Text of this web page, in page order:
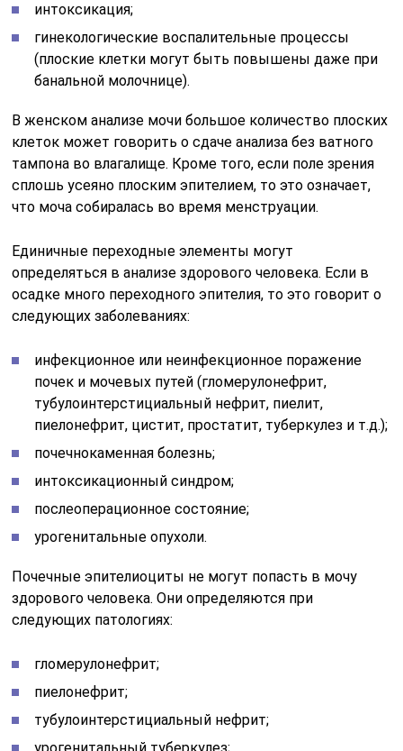
интоксикация;
гинекологические воспалительные процессы
(плоские клетки могут быть повышены даже при
банальной молочнице).
В женском анализе мочи большое количество плоских
клеток может говорить о сдаче анализа без ватного
тампона во влагалище. Кроме того, если поле зрения
сплошь усеяно плоским эпителием, то это означает,
что моча собиралась во время менструации.
Единичные переходные элементы могут
определяться в анализе здорового человека. Если в
осадке много переходного эпителия, то это говорит о
следующих заболеваниях:
инфекционное или неинфекционное поражение
почек и мочевых путей (гломерулонефрит,
тубулоинтерстициальный нефрит, пиелит,
пиелонефрит, цистит, простатит, туберкулез и т.д.);
почечнокаменная болезнь;
интоксикационный синдром;
послеоперационное состояние;
урогенитальные опухоли.
Почечные эпителиоциты не могут попасть в мочу
здорового человека. Они определяются при
следующих патологиях:
гломерулонефрит;
пиелонефрит;
тубулоинтерстициальный нефрит;